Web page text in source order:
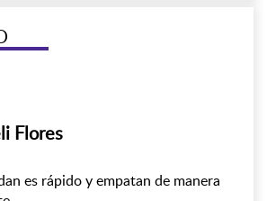
Flores
es rápido y empatan de manera